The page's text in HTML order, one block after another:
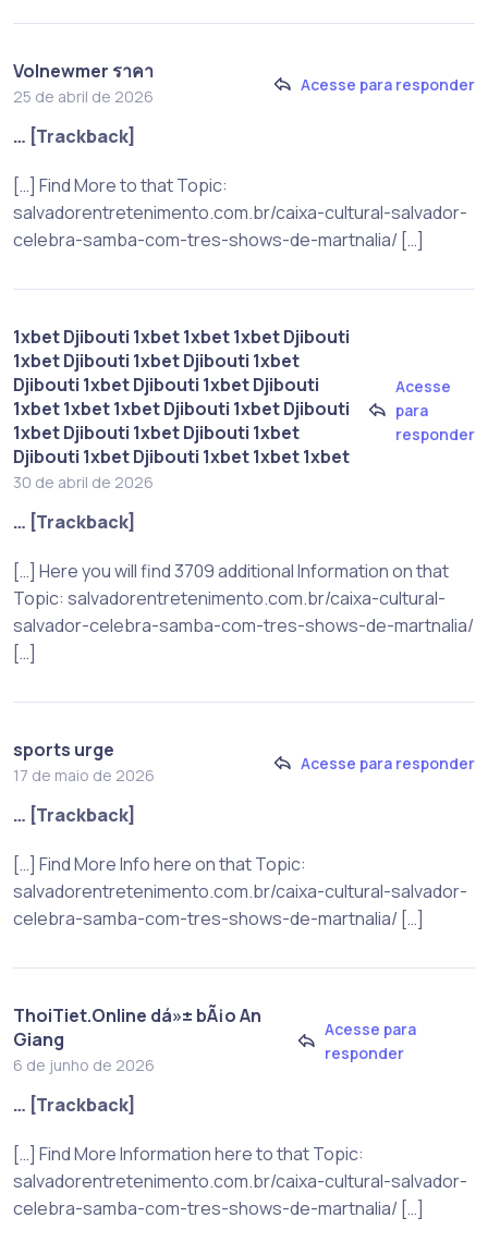
Volnewmer ราคา
25 de abril de 2026
Acesse para responder
… [Trackback]
[…] Find More to that Topic:
salvadorentretenimento.com.br/caixa-cultural-salvador-
celebra-samba-com-tres-shows-de-martnalia/ […]
1xbet Djibouti 1xbet 1xbet 1xbet Djibouti
1xbet Djibouti 1xbet Djibouti 1xbet
Djibouti 1xbet Djibouti 1xbet Djibouti
1xbet 1xbet 1xbet Djibouti 1xbet Djibouti
1xbet Djibouti 1xbet Djibouti 1xbet
Djibouti 1xbet Djibouti 1xbet 1xbet 1xbet
30 de abril de 2026
Acesse
para
responder
… [Trackback]
[…] Here you will find 3709 additional Information on that
Topic: salvadorentretenimento.com.br/caixa-cultural-
salvador-celebra-samba-com-tres-shows-de-martnalia/
[…]
sports urge
17 de maio de 2026
Acesse para responder
… [Trackback]
[…] Find More Info here on that Topic:
salvadorentretenimento.com.br/caixa-cultural-salvador-
celebra-samba-com-tres-shows-de-martnalia/ […]
ThoiTiet.Online dá»± bÃ¡o An
Giang
6 de junho de 2026
Acesse para
responder
… [Trackback]
[…] Find More Information here to that Topic:
salvadorentretenimento.com.br/caixa-cultural-salvador-
celebra-samba-com-tres-shows-de-martnalia/ […]